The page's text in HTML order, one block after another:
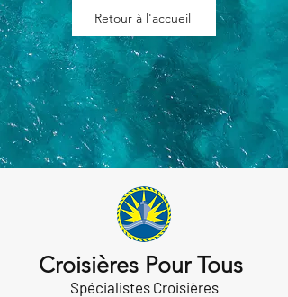
Retour à l'accueil
Croisières Pour Tous
Spécialistes Croisières